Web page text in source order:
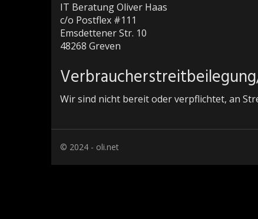
IT Beratung Oliver Haas
c/o Postflex #111
Emsdettener Str. 10
48268 Greven
Wir sind nicht bereit oder verpflichtet, an
© 2024 - oli.net